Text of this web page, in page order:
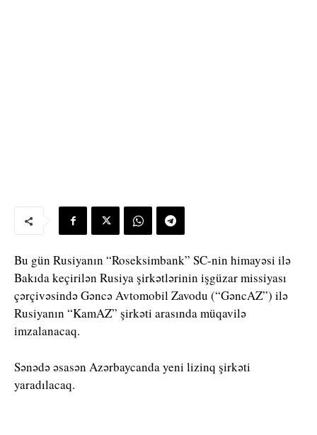
Bu gün Rusiyanın “Roseksimbank” SC-nin himayəsi ilə
Bakıda keçirilən Rusiya şirkətlərinin işgüzar missiyası
çərçivəsində Gəncə Avtomobil Zavodu (“GəncAZ”) ilə
Rusiyanın “KamAZ” şirkəti arasında müqavilə
imzalanacaq.
Sənədə əsasən Azərbaycanda yeni lizinq şirkəti
yaradılacaq.